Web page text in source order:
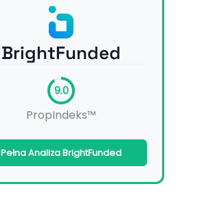
BrightFunded
9.0
PropIndeks™
Pełna Analiza BrightFunded